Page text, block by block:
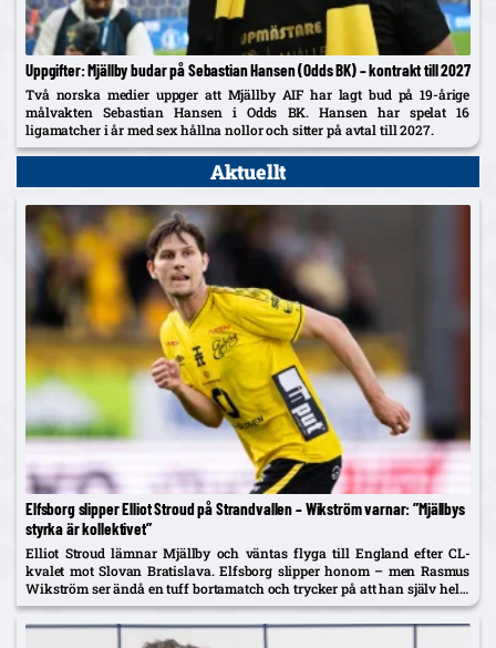
Uppgifter: Mjällby budar på Sebastian Hansen (Odds BK) – kontrakt till 2027
Två norska medier uppger att Mjällby AIF har lagt bud på 19-årige
målvakten Sebastian Hansen i Odds BK. Hansen har spelat 16
ligamatcher i år med sex hållna nollor och sitter på avtal till 2027.
Aktuellt
Elfsborg slipper Elliot Stroud på Strandvallen – Wikström varnar: ”Mjällbys
styrka är kollektivet”
Elliot Stroud lämnar Mjällby och väntas flyga till England efter CL-
kvalet mot Slovan Bratislava. Elfsborg slipper honom – men Rasmus
Wikström ser ändå en tuff bortamatch och trycker på att han själv helst
spelar mittback.